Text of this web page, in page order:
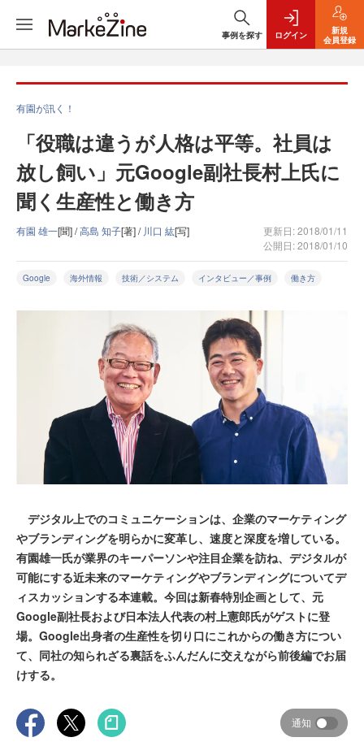
事例を探す ログイン
新規
会員登録
有園が訊く！
「役職は違うが人格は平等。社員は
放し飼い」元Google副社長村上氏に
聞く生産性と働き方
有園 雄一[聞] /高島 知子[著] / 川口 紘[写]
更新日: 2018/01/11
公開日: 2018/01/10
Google 海外情報 技術／システム インタビュー／事例 働き方
デジタル上でのコミュニケーションは、企業のマーケティング
やブランディングを明らかに変革し、速度と深度を増している。
有園雄一氏が業界のキーパーソンや注目企業を訪ね、デジタルが
可能にする近未来のマーケティングやブランディングについてデ
ィスカッションする本連載。今回は新春特別企画として、元
Google副社長および日本法人代表の村上憲郎氏がゲストに登
場。Google出身者の生産性を切り口にこれからの働き方につい
て、同社の知られざる裏話をふんだんに交えながら前後編でお届
けする。
通知